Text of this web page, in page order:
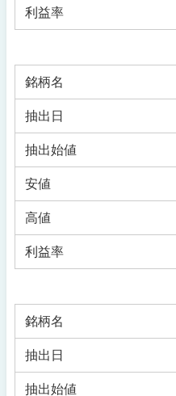
利益率
銘柄名
抽出日
抽出始値
安値
高値
利益率
銘柄名
抽出日
抽出始値